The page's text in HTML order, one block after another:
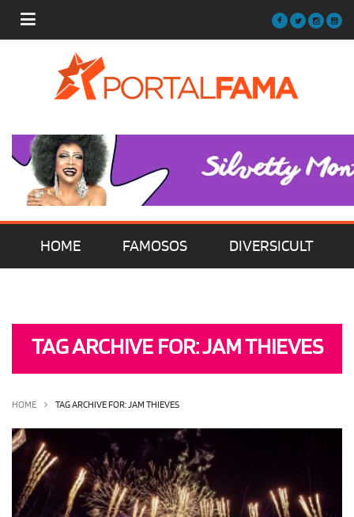
HOME FAMOSOS DIVERSICULT
OLHA ISSO! EU QUERO!
TAG ARCHIVE FOR: JAM THIEVES
HOME TAG ARCHIVE FOR: JAM THIEVES